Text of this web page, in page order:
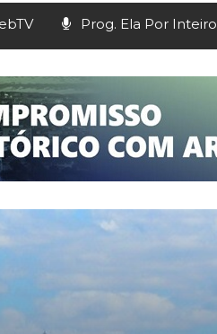
Prog. Ela Por Inteiro